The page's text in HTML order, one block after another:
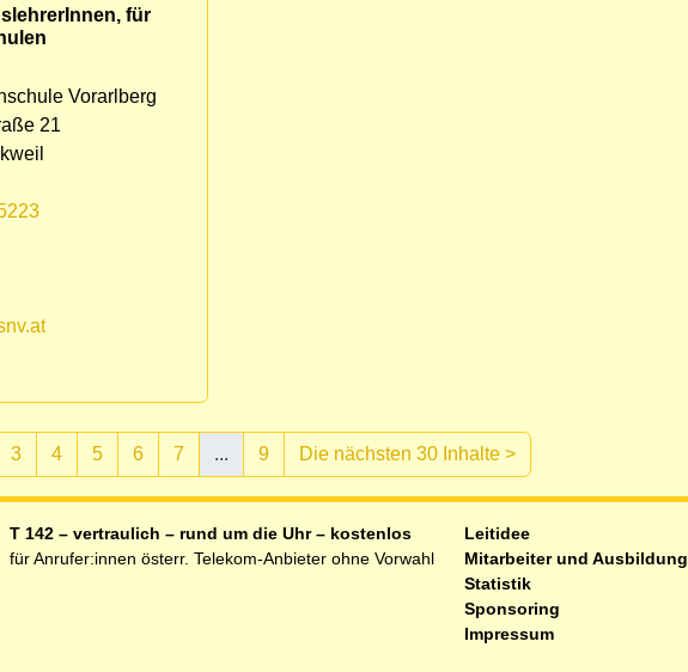
für
Vorarlberg
21
3 4 5 6 7 ... 9 Die nächsten 30 Inhalte >
T 142 – vertraulich – rund um die Uhr – kostenlos
für Anrufer:innen österr. Telekom-Anbieter ohne Vorwahl
Leitidee
Mitarbeiter und Ausbildung
Statistik
Sponsoring
Impressum